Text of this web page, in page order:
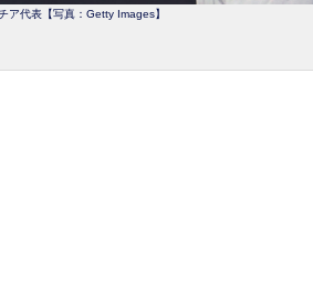
ア代表【写真：Getty Images】